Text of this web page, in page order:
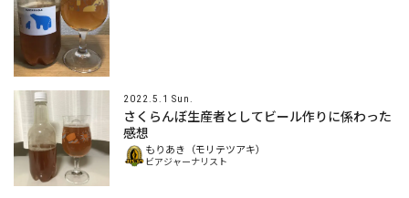
2022.5.1 Sun.
さくらんぼ生産者としてビール作りに係わった
感想
もりあき（モリテツアキ）
ビアジャーナリスト